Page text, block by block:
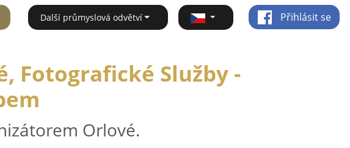
Další průmyslová odvětví Přihlásit se
Fotografické Služby -
Orlové.